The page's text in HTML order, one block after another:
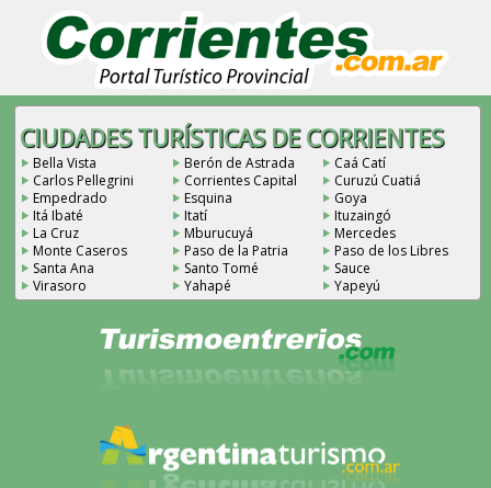
CIUDADES TURÍSTICAS DE CORRIENTES
Bella Vista Berón de Astrada
Caá Catí
Carlos Pellegrini
Corrientes Capital
Curuzú Cuatiá
Empedrado
Esquina
Goya
Itá Ibaté
Itatí
Ituzaingó
La Cruz
Mburucuyá
Mercedes
Monte Caseros
Paso de la Patria
Paso de los Libres
Santa Ana
Santo Tomé
Sauce
Virasoro
Yahapé Yapeyú